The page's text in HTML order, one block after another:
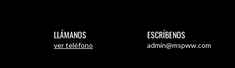
LLÁMANOS
ver teléfono
ESCRÍBENOS
admin@mspww.com